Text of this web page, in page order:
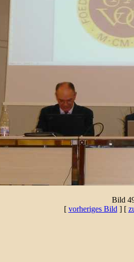
Bild
[ vorheriges Bild] [